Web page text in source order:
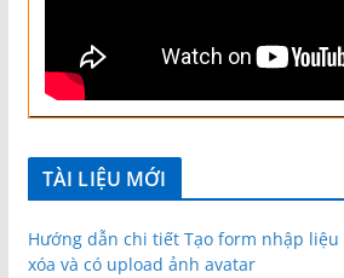
TÀI LIỆU MỚI
Hướng dẫn chi tiết Tạo form nhập liệu
xóa và có upload ảnh avatar